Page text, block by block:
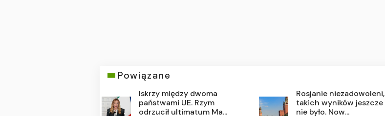
Powiązane
Iskrzy między dwoma
państwami UE. Rzym
odrzucił ultimatum Ma...
Rosjanie niezadowoleni,
takich wyników jeszcze
nie było. Now...